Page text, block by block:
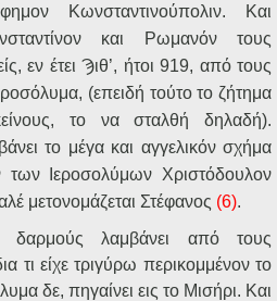
Κωνσταντινούπολιν. Και
και Ρωμανόν τους
εν έτει Ϡιθ’, ήτοι 919, από τους
(επειδή τούτο το ζήτημα
το να σταλθή δηλαδή).
το μέγα και αγγελικόν σχήμα
των Ιεροσολύμων Χριστόδουλον
μετονομάζεται Στέφανος (6).
δαρμούς λαμβάνει από τους
τι είχε τριγύρω περικομμένον το
δε, πηγαίνει εις το Μισήρι. Και